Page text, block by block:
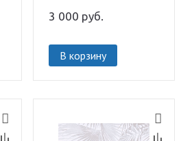
3 000 руб.
В корзину